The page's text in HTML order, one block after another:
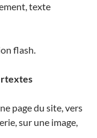
texte
flash.
page du site, vers
sur une image,